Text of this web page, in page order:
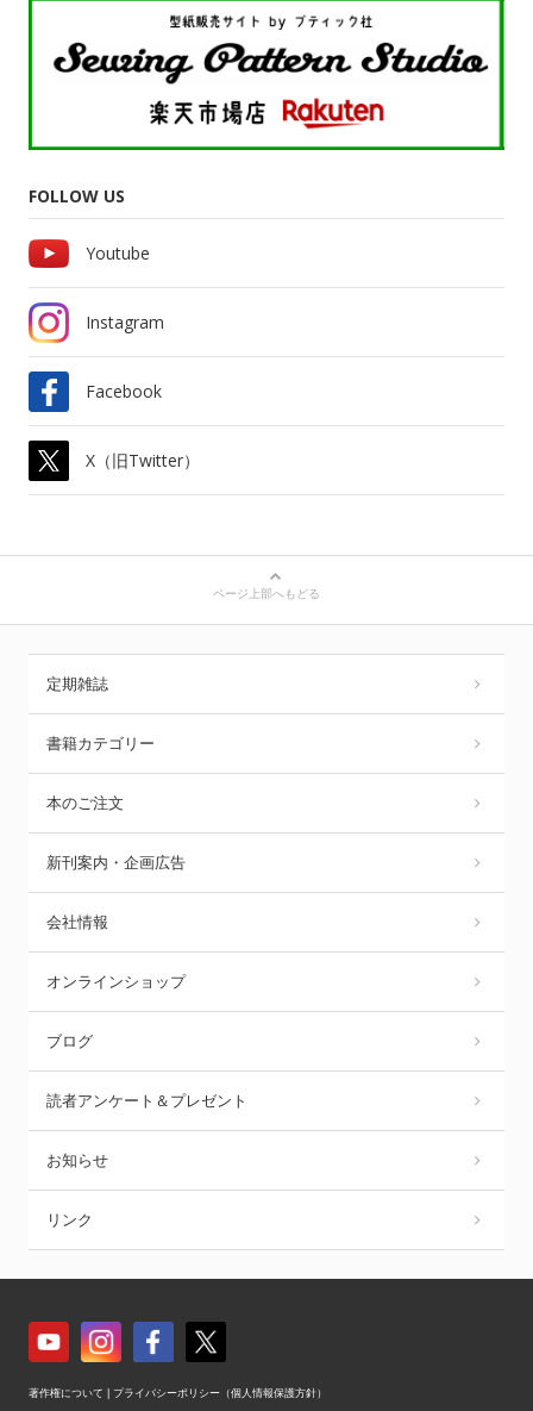
FOLLOW US
Youtube
Instagram
Facebook
X（旧Twitter）
ページ上部へもどる
定期雑誌
書籍カテゴリー
本のご注文
新刊案内・企画広告
会社情報
オンラインショップ
ブログ
読者アンケート＆プレゼント
お知らせ
リンク
著作権について プライバシーポリシー（個人情報保護方針）